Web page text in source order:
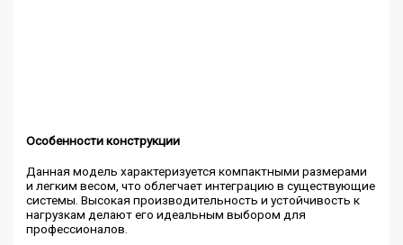
Особенности конструкции
Данная модель характеризуется компактными размерами
и легким весом, что облегчает интеграцию в существующие
системы. Высокая производительность и устойчивость к
нагрузкам делают его идеальным выбором для
профессионалов.